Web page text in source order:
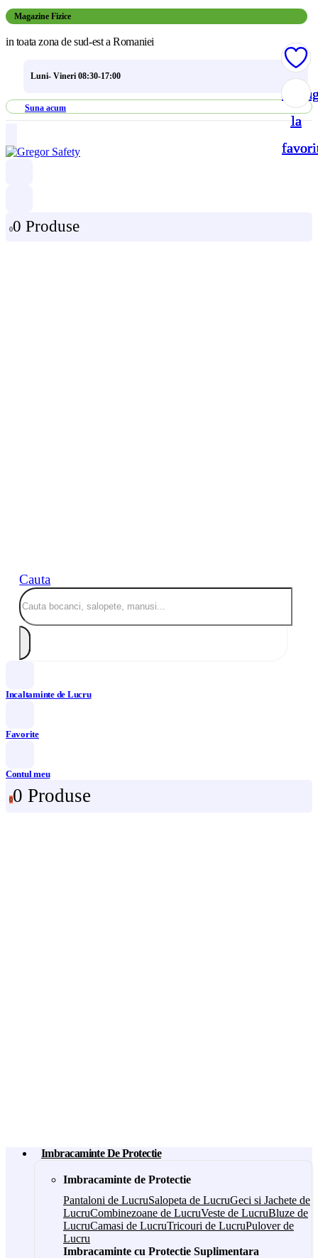
Magazine Fizice
in toata zona de sud-est a Romaniei
Luni- Vineri 08:30-17:00
Suna acum
00 Produse
Cauta
Incaltaminte de Lucru
Favorite
Contul meu
00 Produse
Imbracaminte De Protectie
Imbracaminte de Protectie
Pantaloni de LucruSalopeta de LucruGeci si Jachete de
LucruCombinezoane de LucruVeste de LucruBluze de
LucruCamasi de LucruTricouri de LucruPulover de
Lucru
Imbracaminte cu Protectie Suplimentara
la
la
la
la